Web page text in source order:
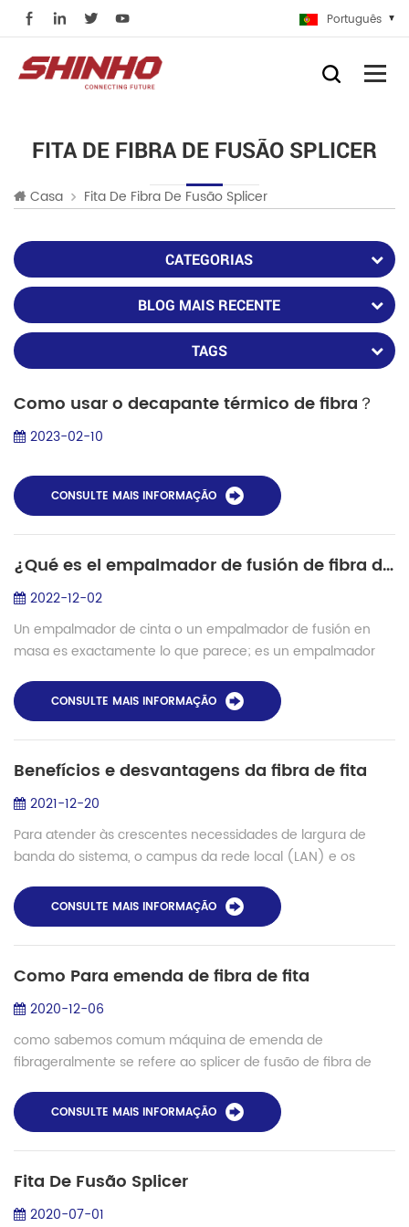
Português
FITA DE FIBRA DE FUSÃO SPLICER
Casa Fita De Fibra De Fusão Splicer
CATEGORIAS
BLOG MAIS RECENTE
TAGS
Como usar o decapante térmico de fibra？
2023-02-10
CONSULTE MAIS INFORMAÇÃO
¿Qué es el empalmador de fusión de fibra de cinta?
2022-12-02
Un empalmador de cinta o un empalmador de fusión en
masa es exactamente lo que parece; es un empalmador
en lugar de empalmar una sola fibra e...
CONSULTE MAIS INFORMAÇÃO
Benefícios e desvantagens da fibra de fita
2021-12-20
Para atender às crescentes necessidades de largura de
banda do sistema, o campus da rede local (LAN) e os
data center, estão migrando para contagens d...
CONSULTE MAIS INFORMAÇÃO
Como Para emenda de fibra de fita
2020-12-06
como sabemos comum máquina de emenda de
fibrageralmente se refere ao splicer de fusão de fibra de
usados ​​para fibra de fita, fibra de grande ...
CONSULTE MAIS INFORMAÇÃO
Fita De Fusão Splicer
2020-07-01